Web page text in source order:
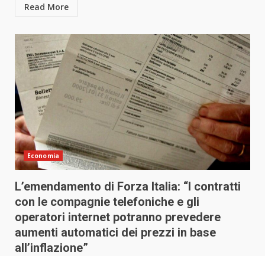
Read More
Economia
L’emendamento di Forza Italia: “I contratti
con le compagnie telefoniche e gli
operatori internet potranno prevedere
aumenti automatici dei prezzi in base
all’inflazione”